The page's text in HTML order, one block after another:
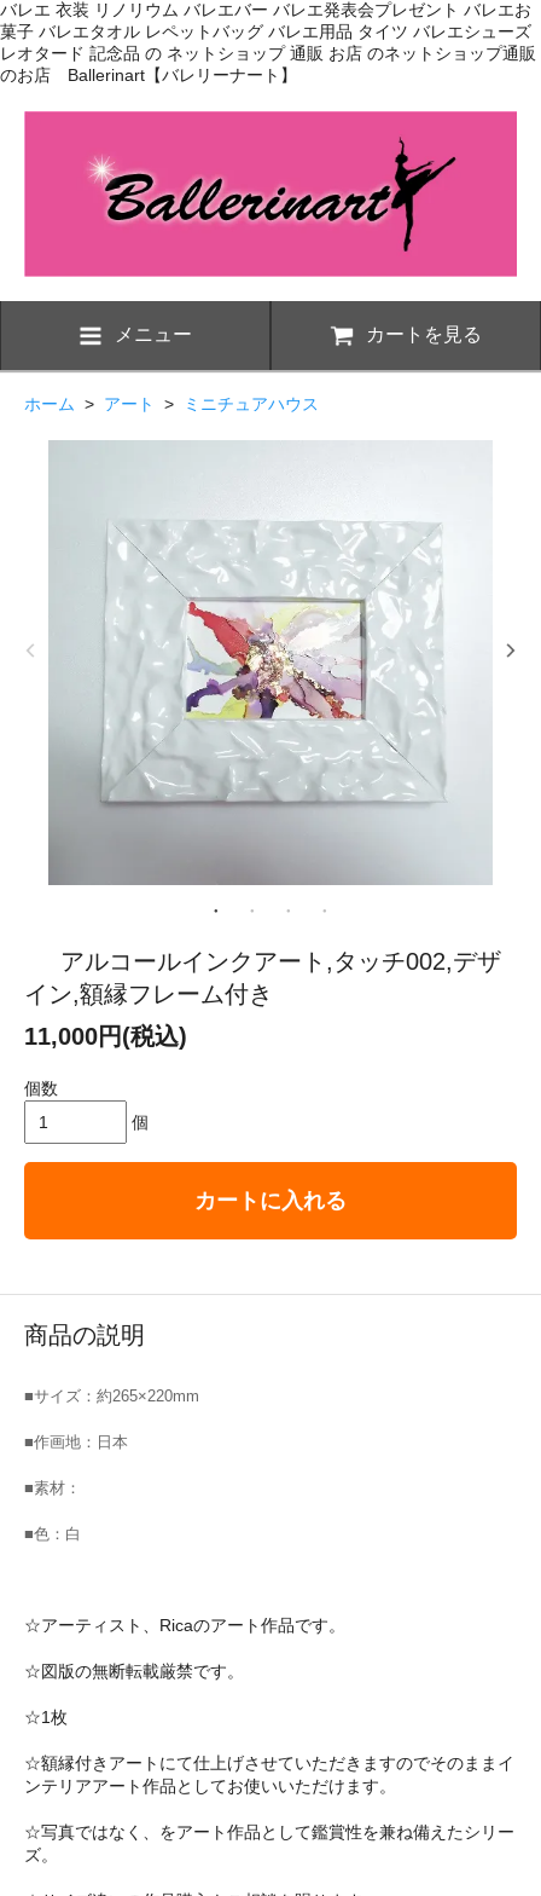
バレエ 衣装 リノリウム バレエバー バレエ発表会プレゼント バレエお
菓子 バレエタオル レペットバッグ バレエ用品 タイツ バレエシューズ
レオタード 記念品 の ネットショップ 通販 お店 のネットショップ通販
のお店 Ballerinart【バレリーナート】
メニュー カートを見る
ホーム > アート > ミニチュアハウス
アルコールインクアート,タッチ002,デザ
イン,額縁フレーム付き
11,000円(税込)
個数
個
カートに入れる
商品の説明
■サイズ：約265×220mm
■作画地：日本
■素材：
■色：白
☆アーティスト、Ricaのアート作品です。
☆図版の無断転載厳禁です。
☆1枚
☆額縁付きアートにて仕上げさせていただきますのでそのままイ
ンテリアアート作品としてお使いいただけます。
☆写真ではなく、をアート作品として鑑賞性を兼ね備えたシリー
ズ。